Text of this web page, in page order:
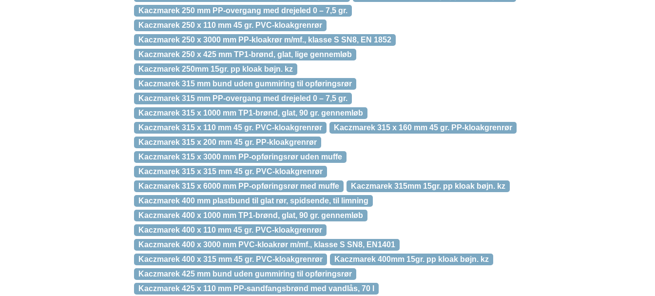
Kaczmarek 250 mm PP-overgang med drejeled 0 – 7,5 gr.
Kaczmarek 250 x 110 mm 45 gr. PVC-kloakgrenrør
Kaczmarek 250 x 3000 mm PP-kloakrør m/mf., klasse S SN8, EN 1852
Kaczmarek 250 x 425 mm TP1-brønd, glat, lige gennemløb
Kaczmarek 250mm 15gr. pp kloak bøjn. kz
Kaczmarek 315 mm bund uden gummiring til opføringsrør
Kaczmarek 315 mm PP-overgang med drejeled 0 – 7,5 gr.
Kaczmarek 315 x 1000 mm TP1-brønd, glat, 90 gr. gennemløb
Kaczmarek 315 x 110 mm 45 gr. PVC-kloakgrenrør
Kaczmarek 315 x 160 mm 45 gr. PP-kloakgrenrør
Kaczmarek 315 x 200 mm 45 gr. PP-kloakgrenrør
Kaczmarek 315 x 3000 mm PP-opføringsrør uden muffe
Kaczmarek 315 x 315 mm 45 gr. PVC-kloakgrenrør
Kaczmarek 315 x 6000 mm PP-opføringsrør med muffe
Kaczmarek 315mm 15gr. pp kloak bøjn. kz
Kaczmarek 400 mm plastbund til glat rør, spidsende, til limning
Kaczmarek 400 x 1000 mm TP1-brønd, glat, 90 gr. gennemløb
Kaczmarek 400 x 110 mm 45 gr. PVC-kloakgrenrør
Kaczmarek 400 x 3000 mm PVC-kloakrør m/mf., klasse S SN8, EN1401
Kaczmarek 400 x 315 mm 45 gr. PVC-kloakgrenrør
Kaczmarek 400mm 15gr. pp kloak bøjn. kz
Kaczmarek 425 mm bund uden gummiring til opføringsrør
Kaczmarek 425 x 110 mm PP-sandfangsbrønd med vandlås, 70 l